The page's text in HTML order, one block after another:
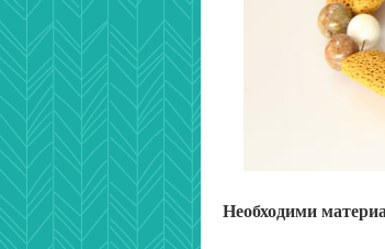
Необходими